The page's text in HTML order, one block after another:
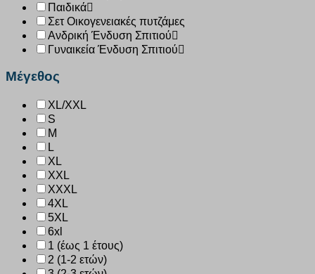
Παιδικά
Σετ Οικογενειακές πυτζάμες
Ανδρική Ένδυση Σπιτιού
Γυναικεία Ένδυση Σπιτιού
Μέγεθος
XL/XXL
S
M
L
XL
XXL
XXXL
4XL
5XL
6xl
1 (έως 1 έτους)
2 (1-2 ετών)